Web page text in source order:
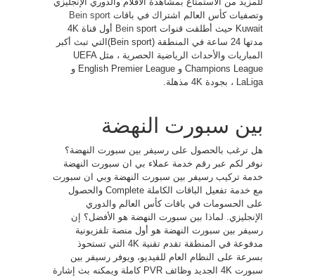
وتصفيات كأس العالم اشتراك في باقات Bein sport
Kuwait حيث أطلقت قنوات
Bein
sport أول قناة 4K
مدتها 24 ساعة في المنطقة (Bein sport)التي تبث أكبر
المباريات والأحداث الرياضية الحصرية ، مثل UEFA
Champions League و English Premier League و
LaLiga ، بجودة 4K مذهلة.
بين سبورت النهضة
هل ترغب بالحصول على رسيفر بين سبورت النهضة؟
نوفر لكم عبر رقم خدمة عملاء بي ان سبورت النهضة
خدمة تركيب رسيفر بين سبورت النهضة وبي ان سبورت
مع خدمة تفعيل الباقات الكاملة Complete والحصول
على الحسومات في باقات كأس العالم والدوري
الإنجليزي. لماذا بين سبورت النهضة هو الأفضل؟ إن
رسيفر بين سبورت النهضة هو أول منصة تلفزيونية
مدفوعة في المنطقة تقدم تقنية 4K التي تستحوذ
بسرعة على النظام العام للفيديو، ويوفر رسيفر بين
سبورت 4K الجديد وظائف PVR كاملة ويمكنه بث إشارة